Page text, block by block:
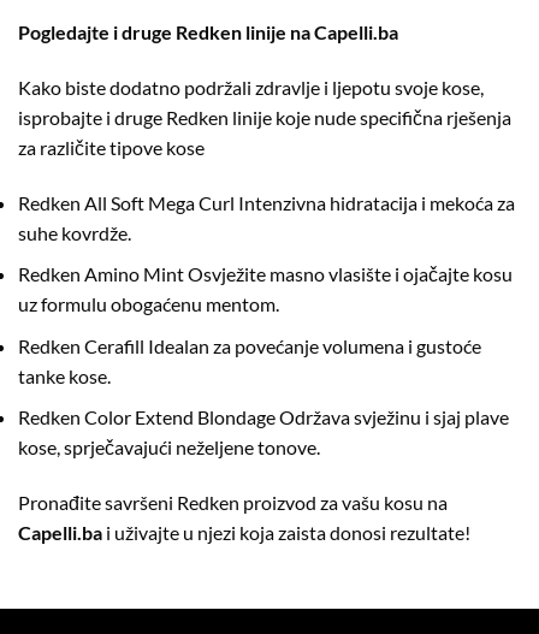
Pogledajte i druge Redken linije na Capelli.ba
Kako biste dodatno podržali zdravlje i ljepotu svoje kose,
isprobajte i druge Redken linije koje nude specifična rješenja
za različite tipove kose
Redken All Soft Mega Curl Intenzivna hidratacija i mekoća za
suhe kovrdže.
Redken Amino MintOsvježite masno vlasište i ojačajte kosu
uz formulu obogaćenu mentom.
Redken Cerafill Idealan za povećanje volumena i gustoće
tanke kose.
Redken Color Extend BlondageOdržava svježinu i sjaj plave
kose, sprječavajući neželjene tonove.
Pronađite savršeni Redken proizvod za vašu kosu na
Capelli.ba i uživajte u njezi koja zaista donosi rezultate!